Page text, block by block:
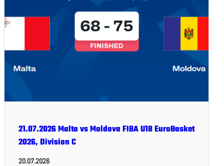
21.07.2026 Malta vs Moldova FIBA U18 EuroBasket
2026, Division C
20.07.2026